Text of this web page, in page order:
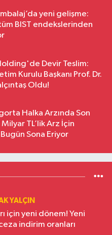
yeni gelişme:
BIST endekslerinden
Devir Teslim:
Kurulu Başkanı Prof. Dr.
Oldu!
Halka Arzında Son
TL’lik Arz İçin
Sona Eriyor
YALÇIN
için yeni dönem! Yeni
indirim oranları